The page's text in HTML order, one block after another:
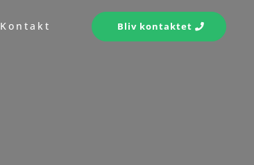
Kontakt Bliv kontaktet